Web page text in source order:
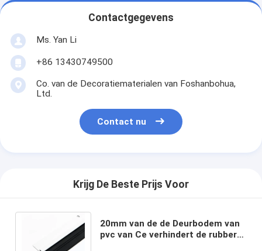
Contactgegevens
Ms. Yan Li
+86 13430749500
Co. van de Decoratiematerialen van Foshanbohua,
Ltd.
Contact nu
Krijg De Beste Prijs Voor
20mm van de de Deurbodem van
pvc van Ce verhindert de rubber